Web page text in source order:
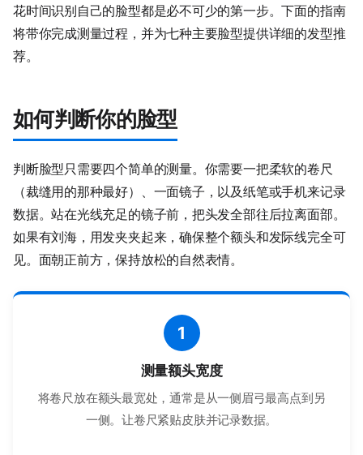
花时间识别自己的脸型都是必不可少的第一步。下面的指南
将带你完成测量过程，并为七种主要脸型提供详细的发型推
荐。
如何判断你的脸型
判断脸型只需要四个简单的测量。你需要一把柔软的卷尺
（裁缝用的那种最好）、一面镜子，以及纸笔或手机来记录
数据。站在光线充足的镜子前，把头发全部往后拉离面部。
如果有刘海，用发夹夹起来，确保整个额头和发际线完全可
见。面朝正前方，保持放松的自然表情。
1
测量额头宽度
将卷尺放在额头最宽处，通常是从一侧眉弓最高点到另
一侧。让卷尺紧贴皮肤并记录数据。